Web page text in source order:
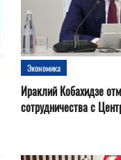
Экономика
Ираклий Кобахидзе
сотрудничества с